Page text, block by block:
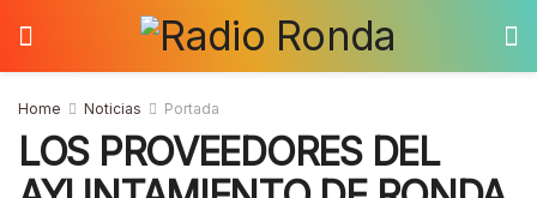
Home Noticias Portada
LOS PROVEEDORES DEL